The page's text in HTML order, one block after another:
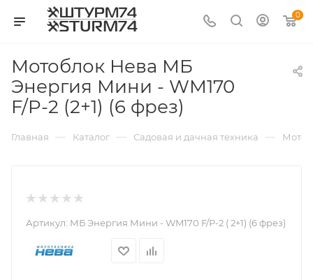
0
Мотоблок Нева МБ
Энергия Мини - WM170
F/P-2 (2+1) (6 фрез)
Главная — Каталог — Садовая и дачная техника —
Артикул: МБ Энергия Мини - WM170 F/P-2 ( 2+1) (6 фрез)